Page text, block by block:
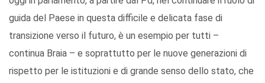
guida del Paese in questa difficile e delicata fase di
transizione verso il futuro, è un esempio per tutti –
continua Braia – e soprattutto per le nuove generazioni di
rispetto per le istituzioni e di grande senso dello stato, che